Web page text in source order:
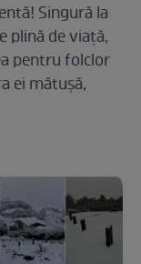
Singură la
plină de viaţă,
pentru folclor
ei mătuşă,